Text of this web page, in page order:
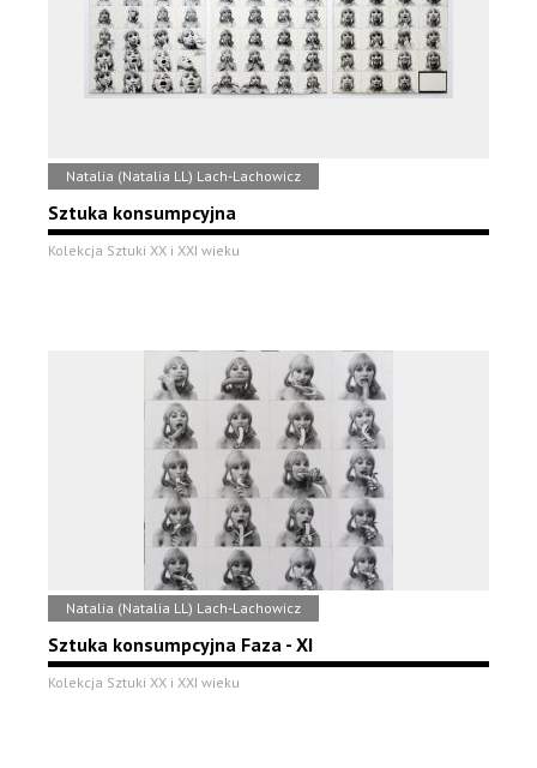
Natalia (Natalia LL) Lach-Lachowicz
Sztuka konsumpcyjna
Kolekcja Sztuki XX i XXI wieku
Natalia (Natalia LL) Lach-Lachowicz
Sztuka konsumpcyjna Faza - XI
Kolekcja Sztuki XX i XXI wieku